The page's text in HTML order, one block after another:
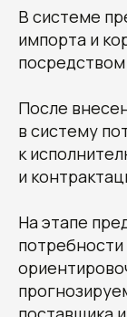
В системе
импорта и
После
в систему
к
и
На этапе